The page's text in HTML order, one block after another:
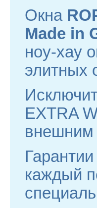
Окна
Made in
ноу-хау
элитных
EXTRA
внешним
каждый